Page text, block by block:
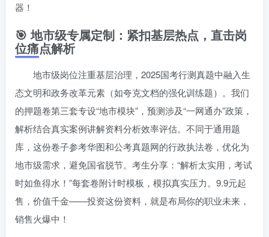
器！
🎯 地市级专属定制：紧扣基层热点，直击岗
位痛点解析
地市级岗位注重基层治理，2025国考行测真题中融入生
态文明和政务改革元素（如夸克文档的强化训练题）。我们
的押题卷第三套专设“地市模块”，预测涉及“一网通办”政策，
解析结合真实案例讲解资料分析效率评估。不同于通用题
库，这份卷子参考华图和公考真题网的行政执法卷，优化为
地市级需求，避免国省脱节。考生分享：“解析太实用，考试
时如鱼得水！”每套卷附计时模板，模拟真实压力。9.9元起
售，价值千金——投资这份资料，就是布局你的职业未来，
销售火爆中！